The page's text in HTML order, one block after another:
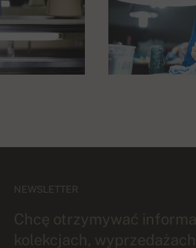
NEWSLETTER
Chcę otrzymywać
kolekcjach,